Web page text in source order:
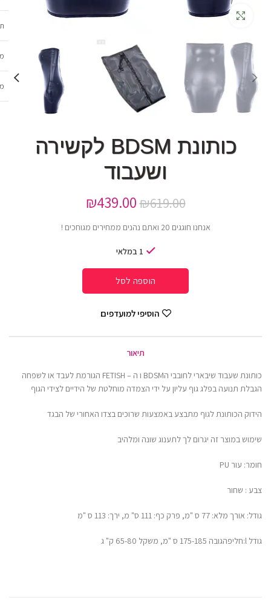
כותונת BDSM לקשירה
ושעבוד
₪619.00
₪439.00
אנחנו חוגגים 20 ואתם נהנים ממחירים מגוחכים !
1 במלאי
הוספה לסל
הוסיפי למועדפים
תיאור
כותונת שעבוד שיבארי לחובבי הBDSM ו ה – FETISH הגורמת לעבד או לשפחה
הגבלת תנועה בפלג גוף עליון על ידי הצמדה מוחלטת של הידיים לצידי הגוף
הידוק הכותונת לגוף מתבצע באמצעות שרוכים בצדו האחורי של הבגד
שימוש במוצר זה יגרום לך לתענוג שונה ומלהיב
חומר: עור PU
צבע : שחור
גודל: אורך מלא: 77 ס "מ, פרק כף: 111 ס" מ, ירך: 113 ס "מ
גודל l: חליפהגובה 175-185 ס "מ, משקל 65-80 ק" ג